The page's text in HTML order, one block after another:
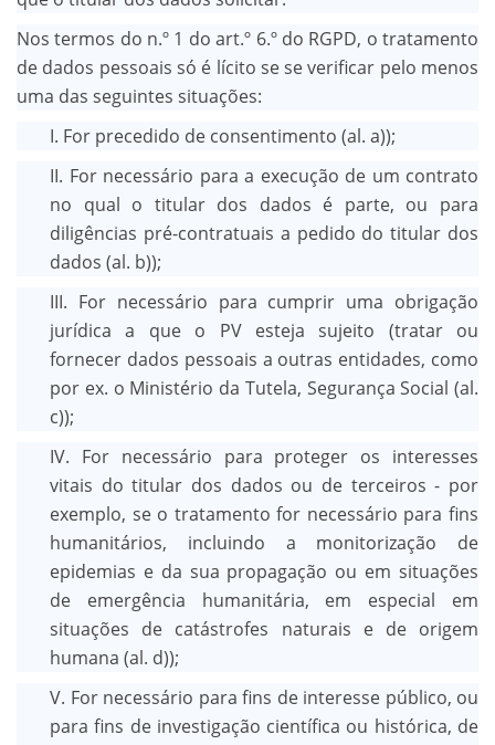
Nos termos do n.º 1 do art.º 6.º do RGPD, o tratamento
de dados pessoais só é lícito se se verificar pelo menos
uma das seguintes situações:
I. For precedido de consentimento (al. a));
II. For necessário para a execução de um contrato
no qual o titular dos dados é parte, ou para
diligências pré-contratuais a pedido do titular dos
dados (al. b));
III. For necessário para cumprir uma obrigação
jurídica a que o PV esteja sujeito (tratar ou
fornecer dados pessoais a outras entidades, como
por ex. o Ministério da Tutela, Segurança Social (al.
c));
IV. For necessário para proteger os interesses
vitais do titular dos dados ou de terceiros - por
exemplo, se o tratamento for necessário para fins
humanitários, incluindo a monitorização de
epidemias e da sua propagação ou em situações
de emergência humanitária, em especial em
situações de catástrofes naturais e de origem
humana (al. d));
V. For necessário para fins de interesse público, ou
para fins de investigação científica ou histórica, de